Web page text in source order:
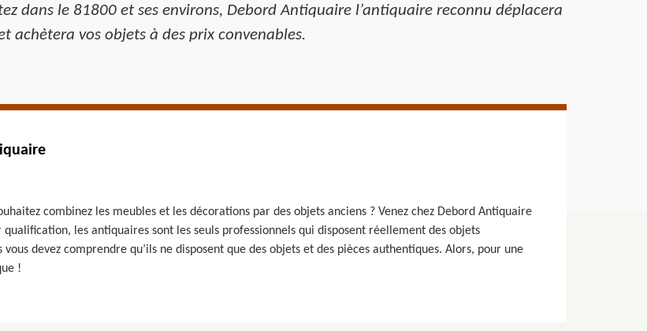
dans le 81800 et ses environs, Debord Antiquaire l’antiquaire reconnu déplacera
achètera vos objets à des prix convenables.
combinez les meubles et les décorations par des objets anciens ? Venez chez Debord Antiquaire
les antiquaires sont les seuls professionnels qui disposent réellement des objets
devez comprendre qu’ils ne disposent que des objets et des pièces authentiques. Alors, pour une
!